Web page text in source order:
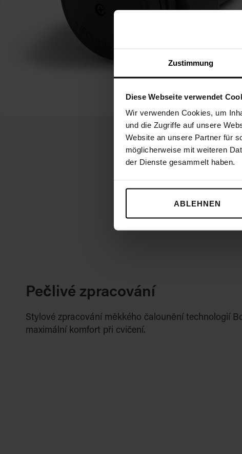
Zustimmung
Diese Webseite verwendet
Wir verwenden Cookies, um
und die Zugriffe auf unsere
Website an unsere Partner für
möglicherweise mit weiteren
der Dienste gesammelt haben.
ABLEHNEN
Pečlivé zpracování
Stylové zpracování měkkého čalounění technologií
maximální komfort při cvičení.